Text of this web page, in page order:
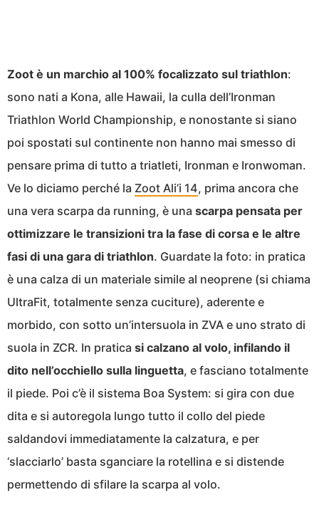
Zoot è un marchio al 100% focalizzato sul triathlon:
sono nati a Kona, alle Hawaii, la culla dell’Ironman
Triathlon World Championship, e nonostante si siano
poi spostati sul continente non hanno mai smesso di
pensare prima di tutto a triatleti, Ironman e Ironwoman.
Ve lo diciamo perché la Zoot Ali’i 14, prima ancora che
una vera scarpa da running, è una scarpa pensata per
ottimizzare le transizioni tra la fase di corsa e le altre
fasi di una gara di triathlon. Guardate la foto: in pratica
è una calza di un materiale simile al neoprene (si chiama
UltraFit, totalmente senza cuciture), aderente e
morbido, con sotto un’intersuola in ZVA e uno strato di
suola in ZCR. In pratica si calzano al volo, infilando il
dito nell’occhiello sulla linguetta, e fasciano totalmente
il piede. Poi c’è il sistema Boa System: si gira con due
dita e si autoregola lungo tutto il collo del piede
saldandovi immediatamente la calzatura, e per
‘slacciarlo’ basta sganciare la rotellina e si distende
permettendo di sfilare la scarpa al volo.